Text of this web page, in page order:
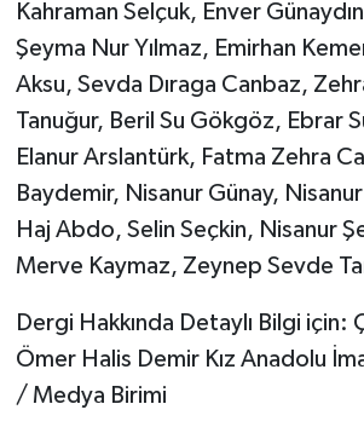
Kahraman Selçuk, Enver
Şeyma Nur Yılmaz, Emirhan
Aksu, Sevda Dıraga Canbaz,
Tanuğur, Beril Su Gökgöz, Ebrar
Elanur Arslantürk, Fatma Zehra
Baydemir, Nisanur Günay,
Haj Abdo, Selin Seçkin, Nisanur
Merve Kaymaz, Zeynep Sevde
Dergi Hakkında Detaylı Bilgi için:
Ömer Halis Demir Kız Anadolu
/ Medya Birimi